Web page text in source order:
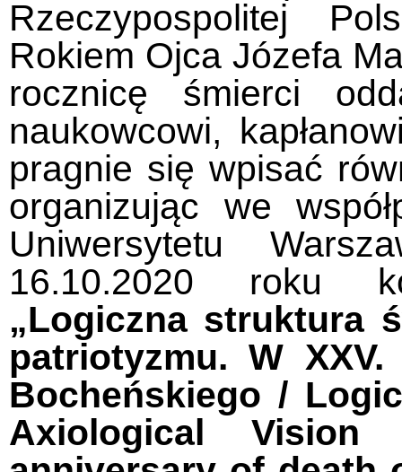
Rzeczypospolitej
Rokiem Ojca Józefa
rocznicę śmierci
naukowcowi,
pragnie się wpisać
organizując we
Uniwersytetu
16.10.2020 roku
„Logiczna struktura
patriotyzmu. W
Bocheńskiego /
Axiological